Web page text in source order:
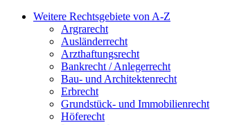
Weitere Rechtsgebiete von A-Z
Argrarecht
Ausländerrecht
Arzthaftungsrecht
Bankrecht / Anlegerrecht
Bau- und Architektenrecht
Erbrecht
Grundstück- und Immobilienrecht
Höferecht